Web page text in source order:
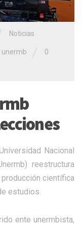
Noticias
unermb 0
Nacional
reestructura
científica
estudios.
ente unermbista,